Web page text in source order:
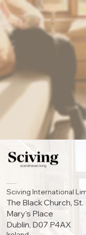
0
0
HOVEDKONTOR:
Sciving International
The Black Church, St.
Mary's Place
Dublin, D07 P4AX